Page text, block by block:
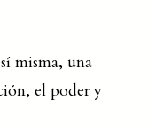
misma, una
el poder y